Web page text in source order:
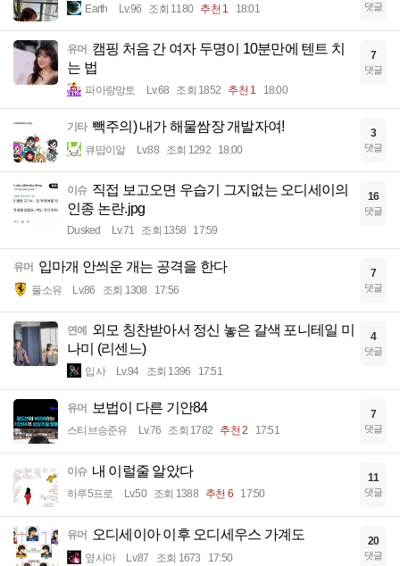
Earth Lv.96 조회 1180 추천 1 18:01 댓글
유머 캠핑 처음 간 여자 두명이 10분만에 텐트 치
는 법
파아랑망토 Lv.68 조회 1852 추천 1 18:00
7
댓글
기타 빽주의) 내가 해물쌈장 개발자여!
큐땁이알 Lv.88 조회 1292 18:00
3
댓글
이슈 직접 보고오면 우습기 그지없는 오디세이의
인종 논란.jpg
Dusked Lv.71 조회 1358 17:59
16
댓글
유머 입마개 안씌운 개는 공격을 한다
풀소유 Lv.86 조회 1308 17:56
7
댓글
연예
외모 칭찬받아서 정신 놓은 갈색 포니테일 미
나미 (리센느)
입사 Lv.94 조회 1396 17:51
4
댓글
유머 보법이 다른 기안84
스티브승준유 Lv.76 조회 1782 추천 2 17:51
7
댓글
이슈 내 이럴줄 알았다
하루5프로 Lv.50 조회 1388 추천 6 17:50
11
댓글
유머 오디세이아 이후 오디세우스 가계도
옆사마 Lv.87 조회 1673 17:50
20
댓글